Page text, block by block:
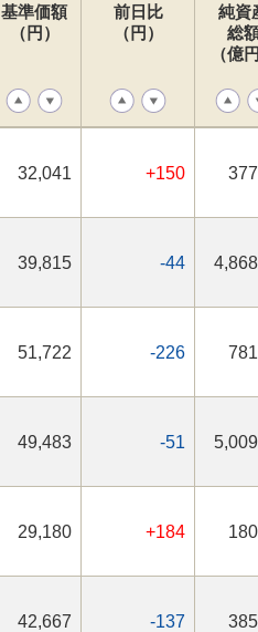
基準価額
（円）
前日比
（円）
純資
総
（億円
32,041 +150
39,815 -44
51,722 -226
49,483 -51
29,180 +184
42,667 -137